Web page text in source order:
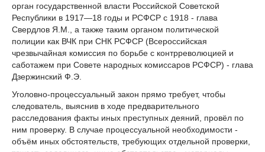
орган государственной власти Российской Советской
Республики в 1917—18 годы и РСФСР с 1918 - глава
Свердлов Я.М., а также таким органом политической
полиции как ВЧК при СНК РСФСР (Всероссийская
чрезвычайная комиссия по борьбе с контрреволюцией и
саботажем при Совете народных комиссаров РСФСР) - глава
Дзержинский Ф.Э.
Уголовно-процессуальный закон прямо требует, чтобы
следователь, выяснив в ходе предварительного
расследования факты иных преступных деяний, провёл по
ним проверку. В случае процессуальной необходимости -
объём иных обстоятельств, требующих отдельной проверки,